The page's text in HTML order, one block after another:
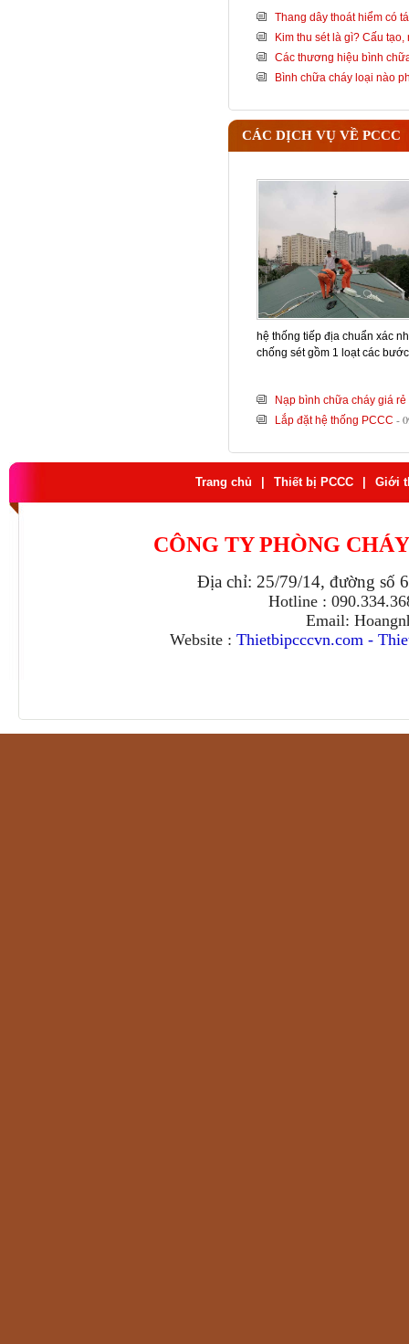
Thang dây thoát hiểm có
Kim thu sét là gì? Cấu
Các thương hiệu bình
Bình chữa cháy loại nào
CÁC DỊCH VỤ VỀ PCCC
hệ thống tiếp địa chuẩn xác
chống sét gồm 1 loạt các
Nạp bình chữa cháy giá rẻ
Lắp đặt hệ thống PCCC -
Trang chủ Thiết bị PCCC Giới
CÔNG TY PHÒNG
Địa chỉ: 25/79/14, đường số
Hotline :
Email:
Website : Thietbipcccvn.com -